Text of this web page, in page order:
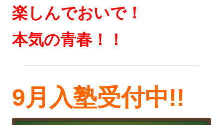
楽しんでおいで！
本気の青春！！
9月入塾受付中!!